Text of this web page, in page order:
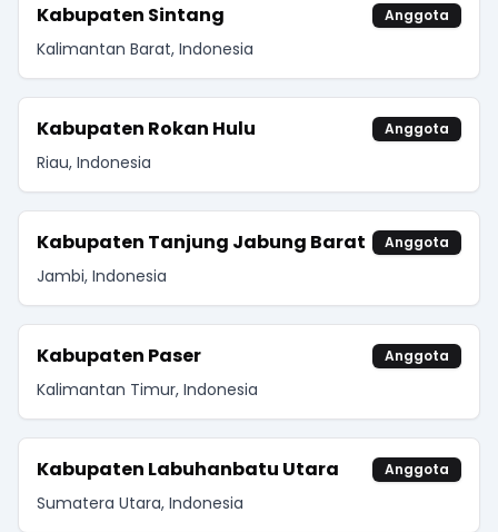
Kabupaten Sintang Anggota
Kalimantan Barat, Indonesia
Kabupaten Rokan Hulu Anggota
Riau, Indonesia
Kabupaten Tanjung Jabung Barat Anggota
Jambi, Indonesia
Kabupaten Paser Anggota
Kalimantan Timur, Indonesia
Kabupaten Labuhanbatu Utara Anggota
Sumatera Utara, Indonesia